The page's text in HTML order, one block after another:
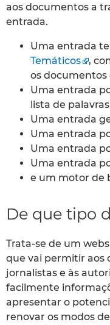
aos documentos a
entrada.
Uma entrada
Temáticos
,
os
Uma entrada
lista de
Uma entrada
Uma entrada
Uma entrada
Uma entrada
e um motor de
De que tipo
Trata-se de um
que vai permitir aos
jornalistas e às
facilmente
apresentar o
renovar os modos